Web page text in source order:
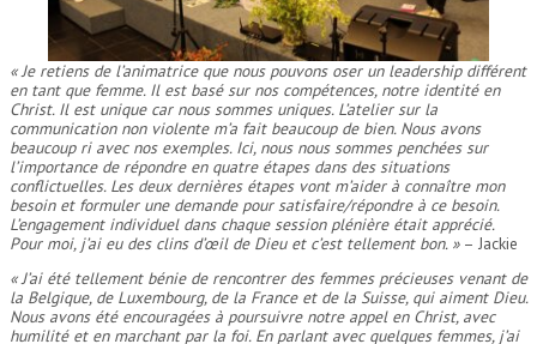
« Je retiens de l’animatrice que nous pouvons oser un leadership différent
en tant que femme. Il est basé sur nos compétences, notre identité en
Christ. Il est unique car nous sommes uniques. L’atelier sur la
communication non violente m’a fait beaucoup de bien. Nous avons
beaucoup ri avec nos exemples. Ici, nous nous sommes penchées sur
l’importance de répondre en quatre étapes dans des situations
conflictuelles. Les deux dernières étapes vont m’aider à connaître mon
besoin et formuler une demande pour satisfaire/répondre à ce besoin.
L’engagement individuel dans chaque session plénière était apprécié.
Pour moi, j’ai eu des clins d’œil de Dieu et c’est tellement bon. »– Jackie
« J’ai été tellement bénie de rencontrer des femmes précieuses venant de
la Belgique, de Luxembourg, de la France et de la Suisse, qui aiment Dieu.
Nous avons été encouragées à poursuivre notre appel en Christ, avec
humilité et en marchant par la foi. En parlant avec quelques femmes, j’ai